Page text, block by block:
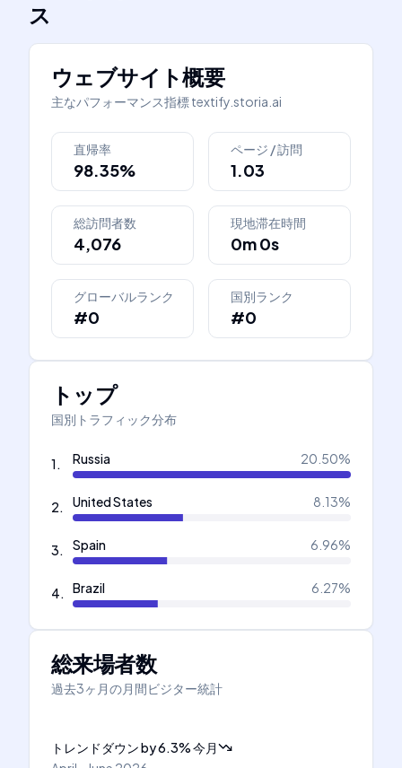
ス
ウェブサイト概要
主なパフォーマンス指標textify.storia.ai
直帰率
98.35%
ページ / 訪問
1.03
総訪問者数
4,076
現地滞在時間
0m 0s
グローバルランク
#0
国別ランク
#0
トップ
国別トラフィック分布
1. Russia 20.50%
2. United States 8.13%
3. Spain 6.96%
4. Brazil 6.27%
総来場者数
過去3ヶ月の月間ビジター統計
トレンドダウンby6.3%今月